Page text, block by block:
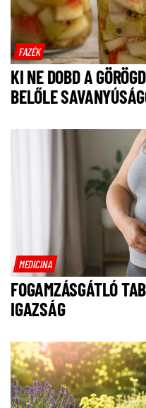
FAZÉK
KI NE DOBD A
BELŐLE
MEDICINA
FOGAMZÁSGÁTLÓ
IGAZSÁG